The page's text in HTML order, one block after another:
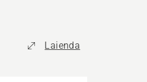
Laienda